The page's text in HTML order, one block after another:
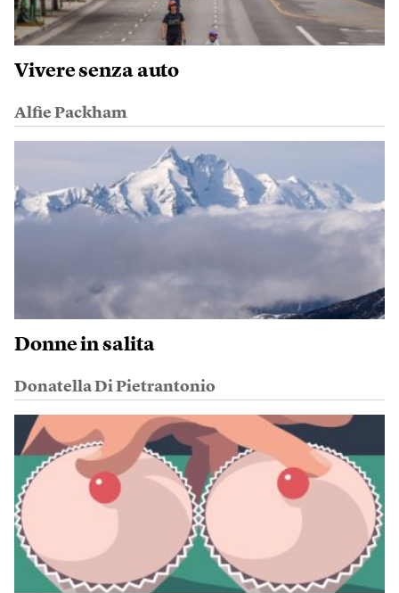
Vivere senza auto
Alfie Packham
Donne in salita
Donatella Di Pietrantonio